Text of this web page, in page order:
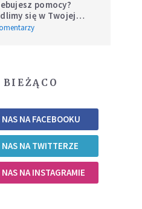
pomocy?
się w Twojej
NA FACEBOOKU
NA TWITTERZE
NA INSTAGRAMIE